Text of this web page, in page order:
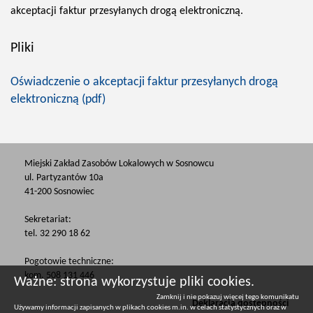
akceptacji faktur przesyłanych drogą elektroniczną.
Pliki
Oświadczenie o akceptacji faktur przesyłanych drogą
elektroniczną (pdf)
Miejski Zakład Zasobów Lokalowych w Sosnowcu
ul. Partyzantów 10a
41-200 Sosnowiec
Sekretariat:
tel. 32 290 18 62
Pogotowie techniczne:
kom. 508 131 446
Deklaracja dostępności
Ważne: strona wykorzystuje pliki cookies.
Zamknij i nie pokazuj więcej tego komunikatu
Używamy informacji zapisanych w plikach cookies m.in. w celach statystycznych oraz w